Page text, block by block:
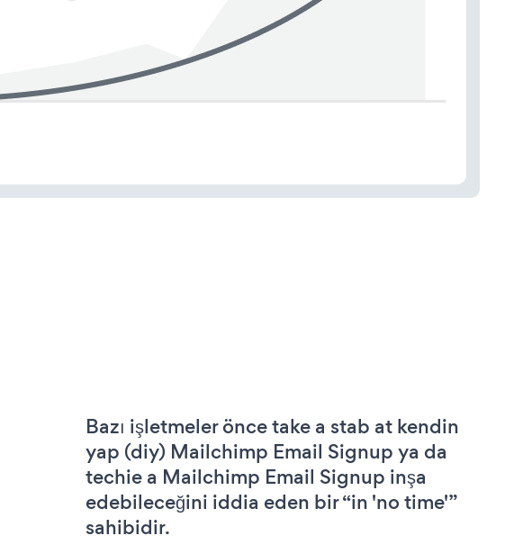
Bazı işletmeler önce take a stab at kendin
yap (diy) Mailchimp Email Signup ya da
techie a Mailchimp Email Signup inşa
edebileceğini iddia eden bir “in 'no time'”
sahibidir.